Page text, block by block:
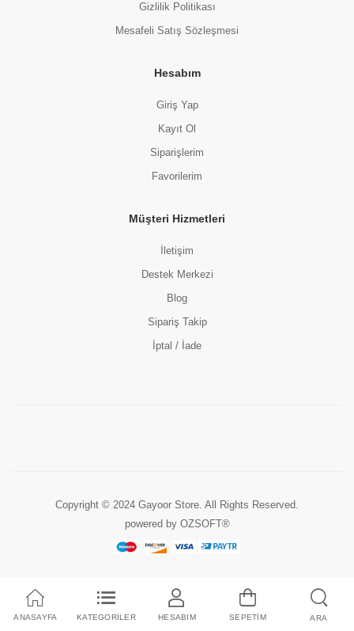
Gizlilik Politikası
Mesafeli Satış Sözleşmesi
Hesabım
Giriş Yap
Kayıt Ol
Siparişlerim
Favorilerim
Müşteri Hizmetleri
İletişim
Destek Merkezi
Blog
Sipariş Takip
İptal / İade
Copyright © 2024 Gayoor Store. All Rights Reserved.
powered by OZSOFT®
ANASAYFA KATEGORİLER HESABIM SEPETİM ARA